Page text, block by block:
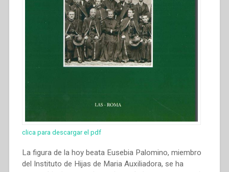
clica para descargar el pdf
La figura de la hoy beata Eusebia Palomino, miembro
del Instituto de Hijas de Maria Auxiliadora, se ha